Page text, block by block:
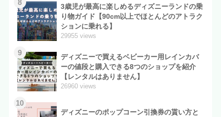
8
3歳児が最高に楽しめるディズニーランドの乗
り物ガイド【90cm以上でほとんどのアトラク
ションに乗れる】
29955 views
9
ディズニーで買えるベビーカー用レインカバ
ーの値段と購入できる8つのショップを紹介
【レンタルはありません】
26960 views
10
ディズニーのポップコーン引換券の貰い方と